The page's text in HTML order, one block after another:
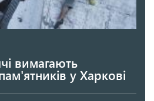
вимагають
у Харкові